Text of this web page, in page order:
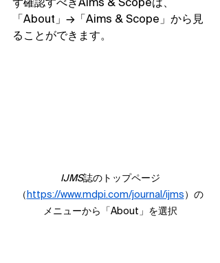
ず確認すべきAims & Scopeは、
「About」→「Aims & Scope」から見
ることができます。
IJMS誌のトップページ
（ https://www.mdpi.com/journal/ijms ）の
メニューから「About」を選択